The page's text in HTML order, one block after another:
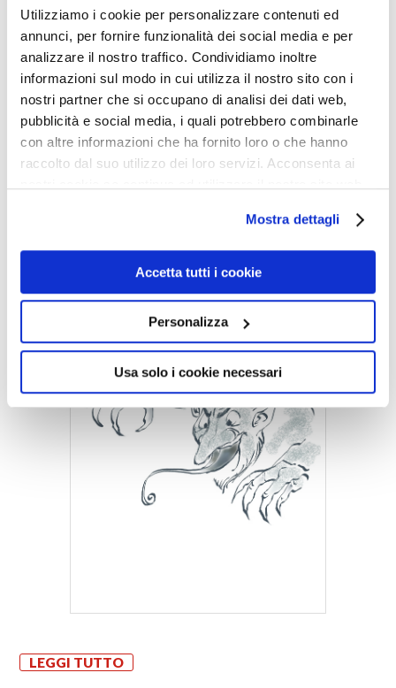
Utilizziamo i cookie per personalizzare contenuti ed
annunci, per fornire funzionalità dei social media e per
analizzare il nostro traffico. Condividiamo inoltre
informazioni sul modo in cui utilizza il nostro sito con i
nostri partner che si occupano di analisi dei dati web,
pubblicità e social media, i quali potrebbero combinarle
con altre informazioni che ha fornito loro o che hanno
raccolto dal suo utilizzo dei loro servizi. Acconsenta ai
Mostra dettagli
Accetta tutti i cookie
Personalizza
Usa solo i cookie necessari
della navicella e in particolare ti sono molto grato per la
tua preoccupazione affinché la gente non venga
spaventata prima del tempo. Così dai modo a me di
terrorizzarla a tempo debito, quando sarà troppo tardi.
Con profonda stima e simpatia. Un rovente abbraccio e a
presto.
LEGGI TUTTO